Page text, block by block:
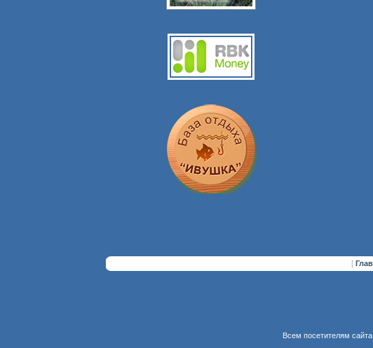
[
Всем посетителям